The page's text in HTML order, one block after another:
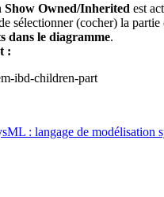
Show Owned/Inherited est
sélectionner (cocher) la
dans le diagramme.
:
: langage de modélisation